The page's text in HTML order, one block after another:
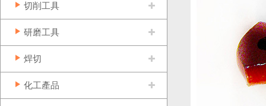
切削工具
研磨工具
焊切
化工產品